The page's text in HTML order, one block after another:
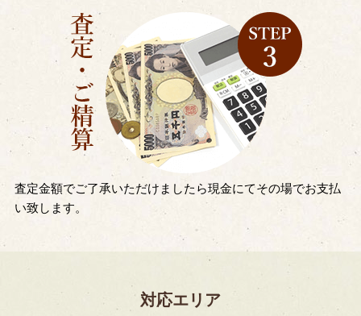
査定金額でご了承いただけましたら現金にてその場でお支払
い致します。
対応エリア